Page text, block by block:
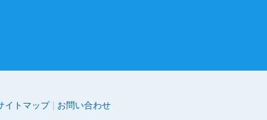
イトマップ お問い合わせ